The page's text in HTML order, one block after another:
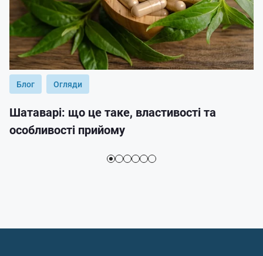
Блог Огляди
Шатаварі: що це таке, властивості та
особливості прийому